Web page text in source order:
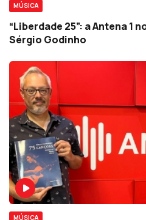
MÚSICA
“Liberdade 25”: a Antena 1
Sérgio Godinho
MÚSICA